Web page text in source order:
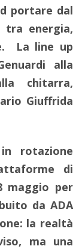
portare dal
tra energia,
La line up
alla
chitarra,
Giuffrida
rotazione
di
maggio per
da ADA
la realtà
ma una